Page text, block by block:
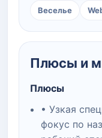
Веселье
Плюсы и
Плюсы
• Узкая
фокус по